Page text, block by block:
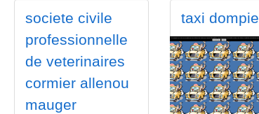
societe civile
professionnelle
de veterinaires
cormier allenou
mauger
taxi